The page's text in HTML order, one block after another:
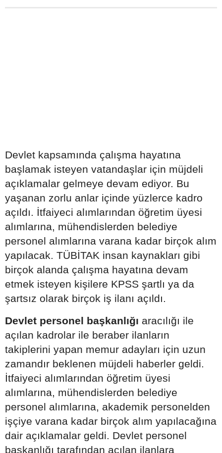
Devlet kapsamında çalışma hayatına
başlamak isteyen vatandaşlar için müjdeli
açıklamalar gelmeye devam ediyor. Bu
yaşanan zorlu anlar içinde yüzlerce kadro
açıldı. İtfaiyeci alımlarından öğretim üyesi
alımlarına, mühendislerden belediye
personel alımlarına varana kadar birçok alım
yapılacak. TÜBİTAK insan kaynakları gibi
birçok alanda çalışma hayatına devam
etmek isteyen kişilere KPSS şartlı ya da
şartsız olarak birçok iş ilanı açıldı.
Devlet personel başkanlığı aracılığı ile
açılan kadrolar ile beraber ilanların
takiplerini yapan memur adayları için uzun
zamandır beklenen müjdeli haberler geldi.
İtfaiyeci alımlarından öğretim üyesi
alımlarına, mühendislerden belediye
personel alımlarına, akademik personelden
işçiye varana kadar birçok alım yapılacağına
dair açıklamalar geldi. Devlet personel
başkanlığı tarafından açılan ilanlara